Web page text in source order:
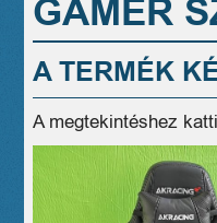
GAMER
A TERMÉK
A megtekintéshez